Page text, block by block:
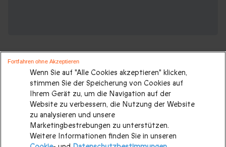
Suchen Sie ein originelles geschenk?
Weitere Geschenkideen ansehen:
Valentinstagsgeschenke|Geburtstagsgeschenk
Wenn Sie auf "Alle Cookies akzeptieren" klicken,
stimmen Sie der Speicherung von Cookies auf
Ihrem Gerät zu, um die Navigation auf der
Website zu verbessern, die Nutzung der Website
zu analysieren und unsere
Marketingbestrebungen zu unterstützen.
Weitere Informationen finden Sie in unseren
Fortfahren ohne Akzeptieren